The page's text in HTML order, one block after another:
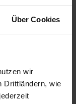
Über Cookies
wir
Drittländern, wie